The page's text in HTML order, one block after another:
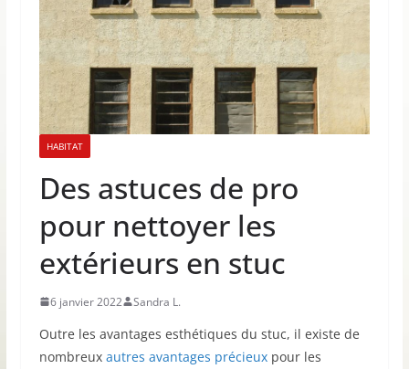
HABITAT
Des astuces de pro
pour nettoyer les
extérieurs en stuc
6 janvier 2022 Sandra L.
Outre les avantages esthétiques du stuc, il existe de
nombreux autres avantages précieuxpour les